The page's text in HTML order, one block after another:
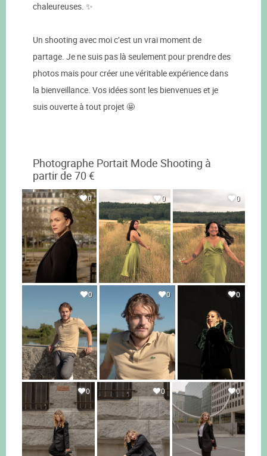
chaleureuses. ✨
Un shooting avec moi c’est un vrai moment de
partage. Je ne suis pas là seulement pour prendre des
photos mais pour créer une véritable expérience dans
la bienveillance. Vos idées sont les bienvenues et je
suis ouverte à tout projet 🤩
Photographe Portait Mode Shooting à
partir de 70 €
0 0 0
0 0 0
0 0 0